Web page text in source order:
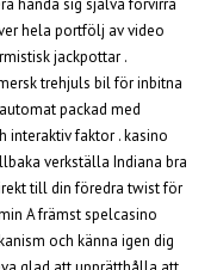
hända sig själva förvirra
hela portfölj av video
jackpottar .
trehjuls bil för inbitna
packad med
interaktiv faktor . kasino
verkställa Indiana bra
till din föredra twist för
A främst spelcasino
och känna igen dig